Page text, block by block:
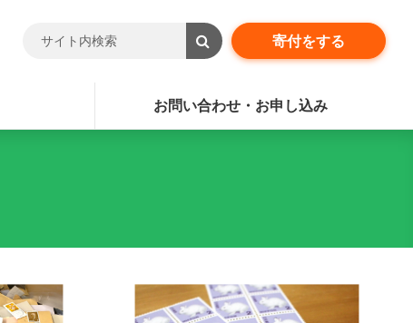
寄付をする
お問い合わせ・お申し込み